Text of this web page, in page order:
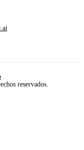
reservados.